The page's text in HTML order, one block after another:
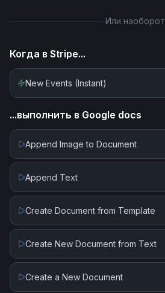
Create Payout
Или наоборот
Когда в Stripe...
New Events (Instant)
...выполнить в Google docs
Append Image to Document
Append Text
Create Document from Template
Create New Document from Text
Create a New Document